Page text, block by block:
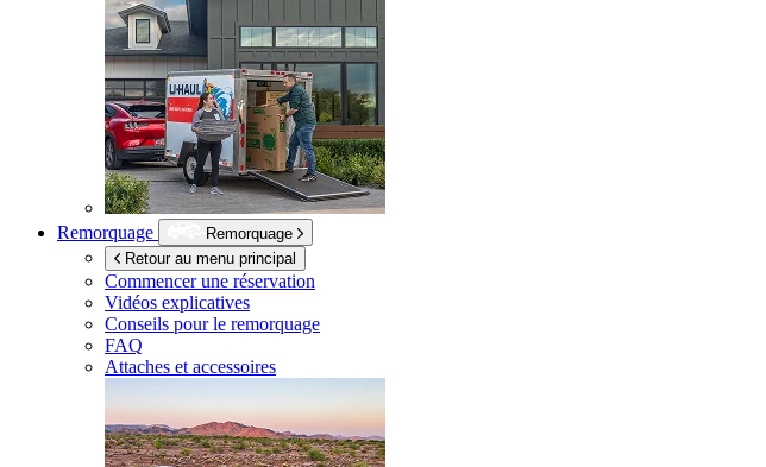
Remorquage
Remorquage
Retour au menu principal
Commencer une réservation
Vidéos explicatives
Conseils pour le remorquage
FAQ
Attaches et accessoires